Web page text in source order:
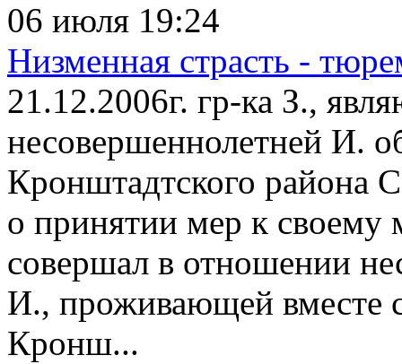
06 июля 19:24
Низменная страсть -
21.12.2006г. гр-ка З.,
несовершеннолетней И.
Кронштадтского района
о принятии мер к своему
совершал в отношении
И., проживающей вместе
Кронш...